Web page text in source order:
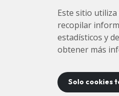
Este sitio
recopilar
estadísticos y
obtener más
Solo cookies